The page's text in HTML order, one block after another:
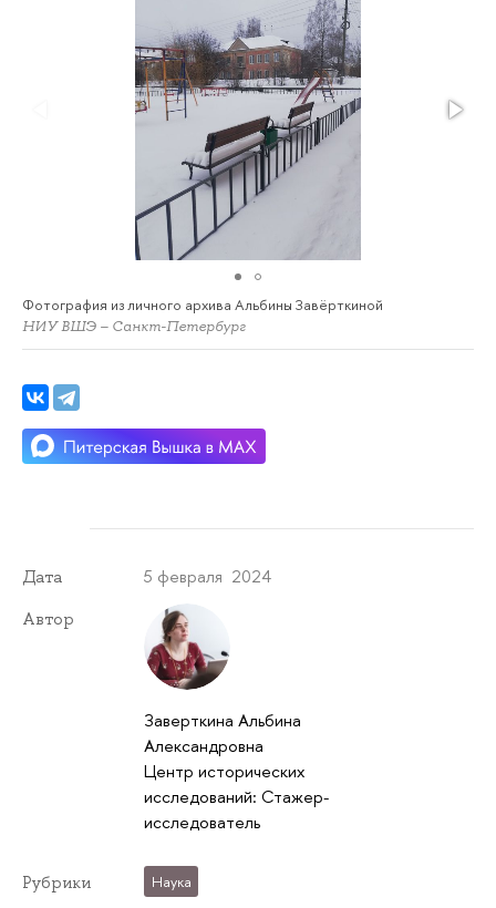
Фотография из личного архива Альбины Завёрткиной
НИУ ВШЭ – Санкт-Петербург
Дата 5 февраля 2024
Автор
Заверткина Альбина
Александровна
Центр исторических
исследований: Стажер-
исследователь
Рубрики Наука